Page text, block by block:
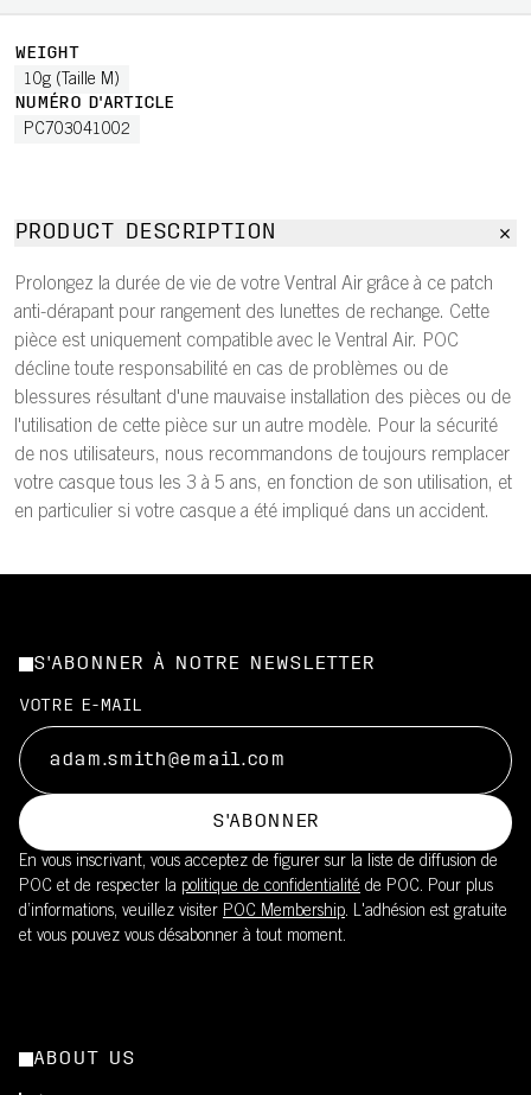
WEIGHT
10g (Taille M)
NUMÉRO D'ARTICLE
PC703041002
PRODUCT DESCRIPTION
Prolongez la durée de vie de votre Ventral Air grâce à ce patch
anti-dérapant pour rangement des lunettes de rechange. Cette
pièce est uniquement compatible avec le Ventral Air. POC
décline toute responsabilité en cas de problèmes ou de
blessures résultant d'une mauvaise installation des pièces ou de
l'utilisation de cette pièce sur un autre modèle. Pour la sécurité
de nos utilisateurs, nous recommandons de toujours remplacer
votre casque tous les 3 à 5 ans, en fonction de son utilisation, et
en particulier si votre casque a été impliqué dans un accident.
S'ABONNER À NOTRE NEWSLETTER
VOTRE E-MAIL
S'ABONNER
En vous inscrivant, vous acceptez de figurer sur la liste de diffusion de
POC et de respecter la politique de confidentialité de POC. Pour plus
d’informations, veuillez visiter POC Membership. L'adhésion est gratuite
et vous pouvez vous désabonner à tout moment.
ABOUT US